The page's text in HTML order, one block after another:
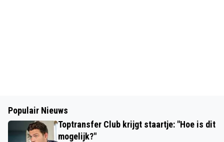
Populair Nieuws
Toptransfer Club krijgt staartje: "Hoe is dit
mogelijk?"